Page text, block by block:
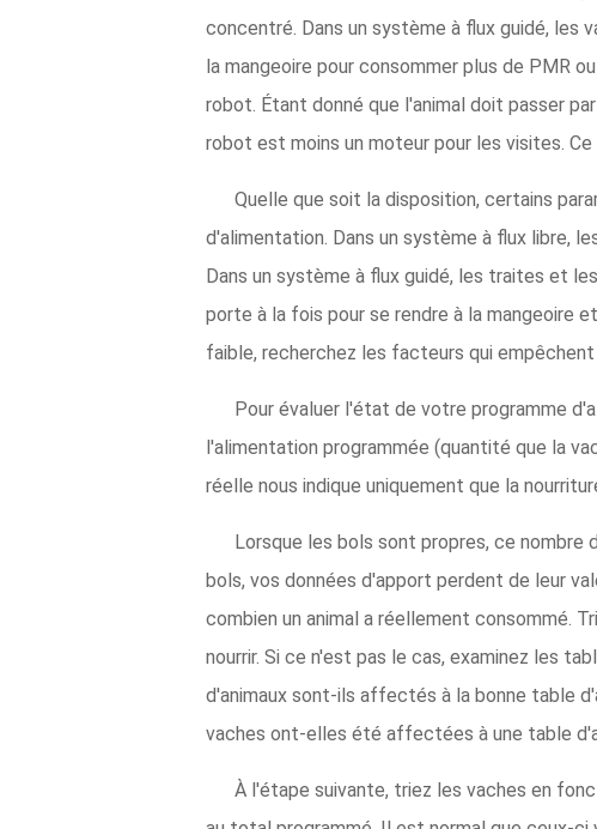
concentré. Dans un système à flux guidé, les
la mangeoire pour consommer plus de PMR
robot. Étant donné que l'animal doit passer
robot est moins un moteur pour les visites.
Quelle que soit la disposition, certains
d'alimentation. Dans un système à flux libre,
Dans un système à flux guidé, les traites et
porte à la fois pour se rendre à la mangeoire
faible, recherchez les facteurs qui
Pour évaluer l'état de votre programme
l'alimentation programmée (quantité que la
réelle nous indique uniquement que la
Lorsque les bols sont propres, ce nombre
bols, vos données d'apport perdent de leur
combien un animal a réellement consommé.
nourrir. Si ce n'est pas le cas, examinez les
d'animaux sont-ils affectés à la bonne table
vaches ont-elles été affectées à une table
À l'étape suivante, triez les vaches en